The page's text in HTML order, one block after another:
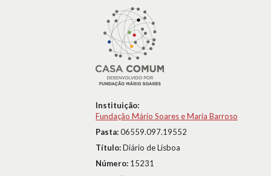
Instituição:
Fundação Mário Soares e Maria Barroso
Pasta:06559.097.19552
Título:Diário de Lisboa
Número: 15231